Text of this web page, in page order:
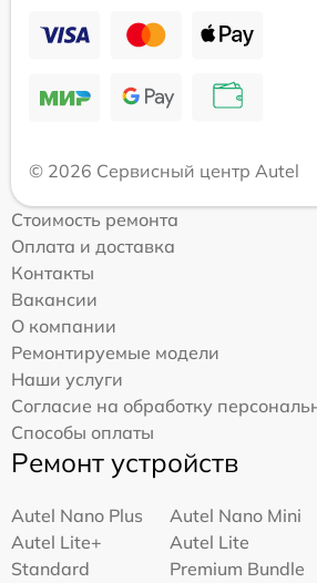
© 2026 Сервисный центр Autel
Стоимость ремонта
Оплата и доставка
Контакты
Вакансии
О компании
Ремонтируемые модели
Наши услуги
Согласие на обработку
Способы оплаты
Ремонт устройств
Autel Nano Plus
Autel Nano Mini
Autel Lite+
Standard
Autel Lite
Premium Bundle